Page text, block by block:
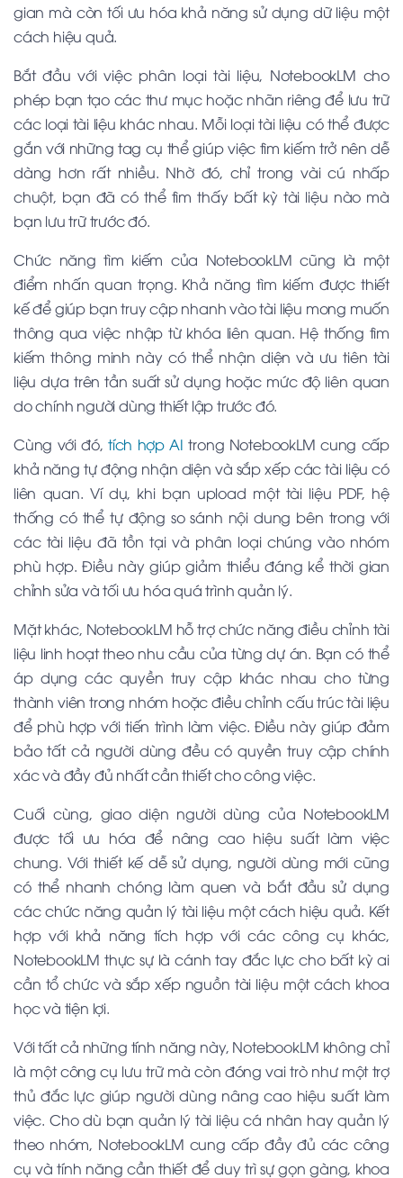
gian mà còn tối ưu hóa khả năng sử dụng dữ liệu một
cách hiệu quả.
Bắt đầu với việc phân loại tài liệu, NotebookLM cho
phép bạn tạo các thư mục hoặc nhãn riêng để lưu trữ
các loại tài liệu khác nhau. Mỗi loại tài liệu có thể được
gắn với những tag cụ thể giúp việc tìm kiếm trở nên dễ
dàng hơn rất nhiều. Nhờ đó, chỉ trong vài cú nhấp
chuột, bạn đã có thể tìm thấy bất kỳ tài liệu nào mà
bạn lưu trữ trước đó.
Chức năng tìm kiếm của NotebookLM cũng là một
điểm nhấn quan trọng. Khả năng tìm kiếm được thiết
kế để giúp bạn truy cập nhanh vào tài liệu mong muốn
thông qua việc nhập từ khóa liên quan. Hệ thống tìm
kiếm thông minh này có thể nhận diện và ưu tiên tài
liệu dựa trên tần suất sử dụng hoặc mức độ liên quan
do chính người dùng thiết lập trước đó.
Cùng với đó,tích hợp AI trong NotebookLM cung cấp
khả năng tự động nhận diện và sắp xếp các tài liệu có
liên quan. Ví dụ, khi bạn upload một tài liệu PDF, hệ
thống có thể tự động so sánh nội dung bên trong với
các tài liệu đã tồn tại và phân loại chúng vào nhóm
phù hợp. Điều này giúp giảm thiểu đáng kể thời gian
chỉnh sửa và tối ưu hóa quá trình quản lý.
Mặt khác, NotebookLM hỗ trợ chức năng điều chỉnh tài
liệu linh hoạt theo nhu cầu của từng dự án. Bạn có thể
áp dụng các quyền truy cập khác nhau cho từng
thành viên trong nhóm hoặc điều chỉnh cấu trúc tài liệu
để phù hợp với tiến trình làm việc. Điều này giúp đảm
bảo tất cả người dùng đều có quyền truy cập chính
xác và đầy đủ nhất cần thiết cho công việc.
Cuối cùng, giao diện người dùng của NotebookLM
được tối ưu hóa để nâng cao hiệu suất làm việc
chung. Với thiết kế dễ sử dụng, người dùng mới cũng
có thể nhanh chóng làm quen và bắt đầu sử dụng
các chức năng quản lý tài liệu một cách hiệu quả. Kết
hợp với khả năng tích hợp với các công cụ khác,
NotebookLM thực sự là cánh tay đắc lực cho bất kỳ ai
cần tổ chức và sắp xếp nguồn tài liệu một cách khoa
học và tiện lợi.
Với tất cả những tính năng này, NotebookLM không chỉ
là một công cụ lưu trữ mà còn đóng vai trò như một trợ
thủ đắc lực giúp người dùng nâng cao hiệu suất làm
việc. Cho dù bạn quản lý tài liệu cá nhân hay quản lý
theo nhóm, NotebookLM cung cấp đầy đủ các công
cụ và tính năng cần thiết để duy trì sự gọn gàng, khoa